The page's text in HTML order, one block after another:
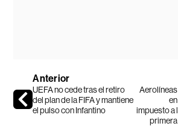
Anterior
UEFA no cede tras el retiro
del plan de la FIFA y mantiene
el pulso con Infantino
impuesto a
primera